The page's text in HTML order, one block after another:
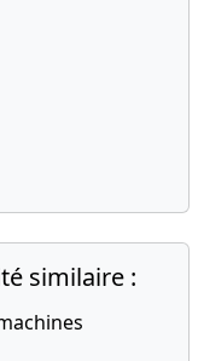
similaire :